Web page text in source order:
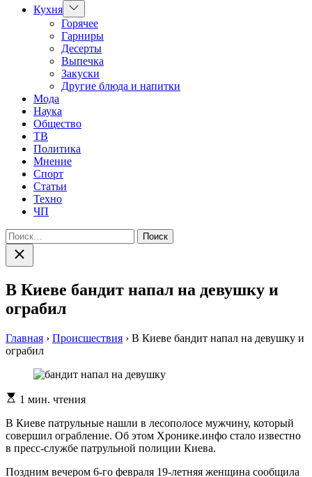
Кухня Показать
подменю
Горячее
Гарниры
Десерты
Выпечка
Закуски
Другие блюда и напитки
Мода
Наука
Общество
ТВ
Политика
Мнение
Спорт
Статьи
Техно
ЧП
Найти:
Закрыть
поиск
В Киеве бандит напал на девушку и
ограбил
Главная › Происшествия › В Киеве бандит напал на девушку и
ограбил
Расчетное
чтения
1 мин. чтения
В Киеве патрульные нашли в лесополосе мужчину, который
совершил ограбление. Об этом Хронике.инфо стало известно
в пресс-службе патрульной полиции Киева.
Поздним вечером 6-го февраля 19-летняя женщина сообщила